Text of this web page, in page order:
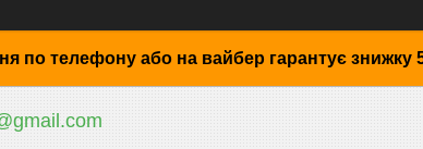
по телефону або на вайбер гарантує знижку